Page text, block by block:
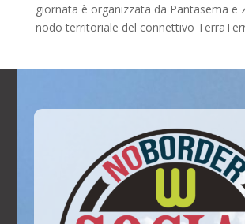
giornata è organizzata da Pantasema e
nodo territoriale del connettivo